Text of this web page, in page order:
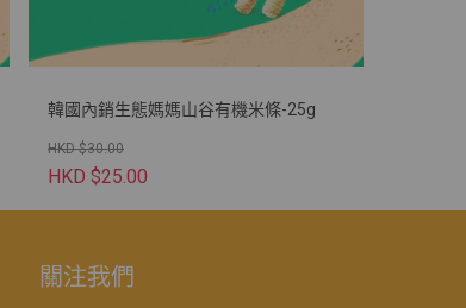
韓國內銷生態媽媽山谷有機米條-25g
HKD $30.00
HKD $25.00
關注我們